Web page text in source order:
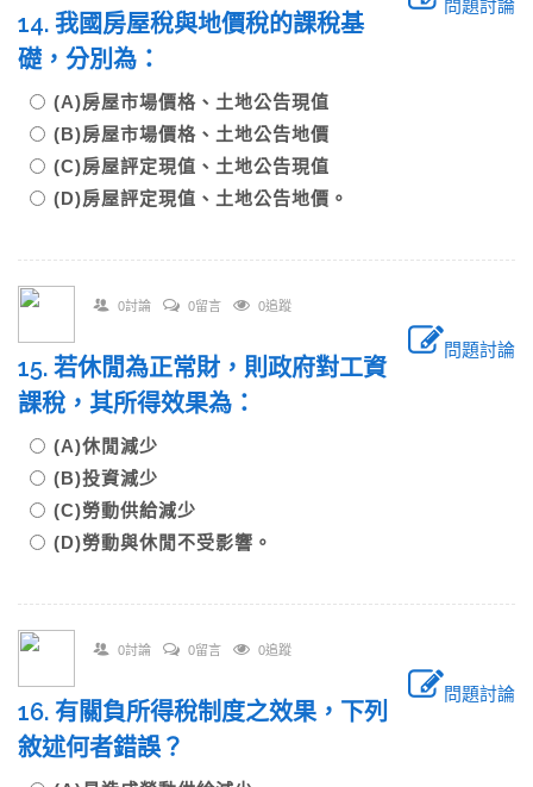
問題討論
14. 我國房屋稅與地價稅的課稅基
礎，分別為：
(A)房屋市場價格、土地公告現值
(B)房屋市場價格、土地公告地價
(C)房屋評定現值、土地公告現值
(D)房屋評定現值、土地公告地價。
0討論 0留言 0追蹤
問題討論
15. 若休閒為正常財，則政府對工資
課稅，其所得效果為：
(A)休閒減少
(B)投資減少
(C)勞動供給減少
(D)勞動與休閒不受影響。
0討論 0留言 0追蹤
問題討論
16. 有關負所得稅制度之效果，下列
敘述何者錯誤？